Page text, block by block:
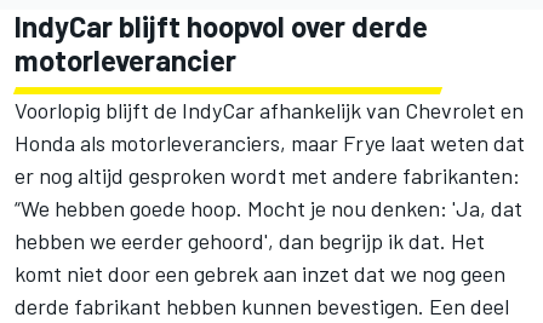
IndyCar blijft hoopvol over derde
motorleverancier
Voorlopig blijft de IndyCar afhankelijk van Chevrolet en
Honda als motorleveranciers, maar Frye laat weten dat
er nog altijd gesproken wordt met andere fabrikanten:
“We hebben goede hoop. Mocht je nou denken: 'Ja, dat
hebben we eerder gehoord', dan begrijp ik dat. Het
komt niet door een gebrek aan inzet dat we nog geen
derde fabrikant hebben kunnen bevestigen. Een deel